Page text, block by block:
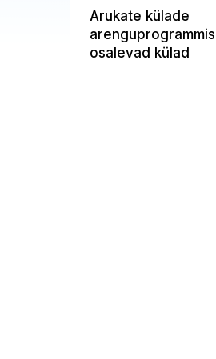
Arukate külade
arenguprogrammis
osalevad külad